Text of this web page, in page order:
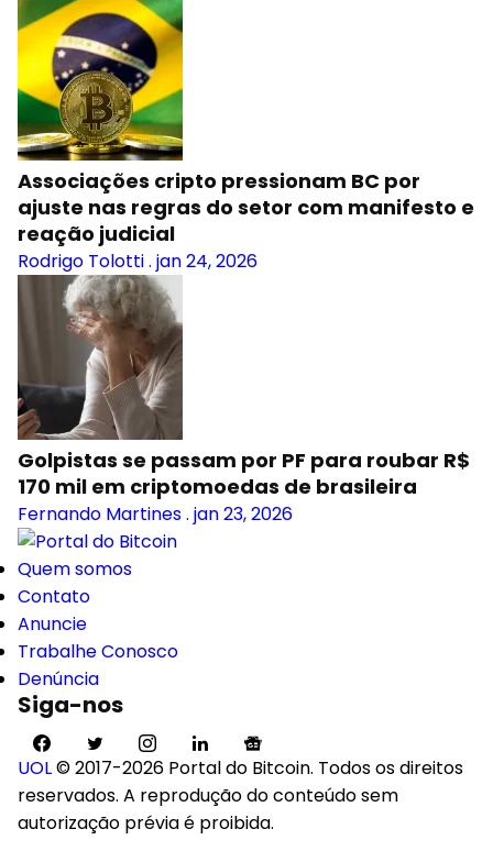
Associações cripto pressionam BC por
ajuste nas regras do setor com manifesto e
reação judicial
Rodrigo Tolotti. jan 24, 2026
Golpistas se passam por PF para roubar R$
170 mil em criptomoedas de brasileira
Fernando Martines. jan 23, 2026
Quem somos
Contato
Anuncie
Trabalhe Conosco
Denúncia
Siga-nos
UOL© 2017-2026 Portal do Bitcoin. Todos os direitos
reservados. A reprodução do conteúdo sem
autorização prévia é proibida.